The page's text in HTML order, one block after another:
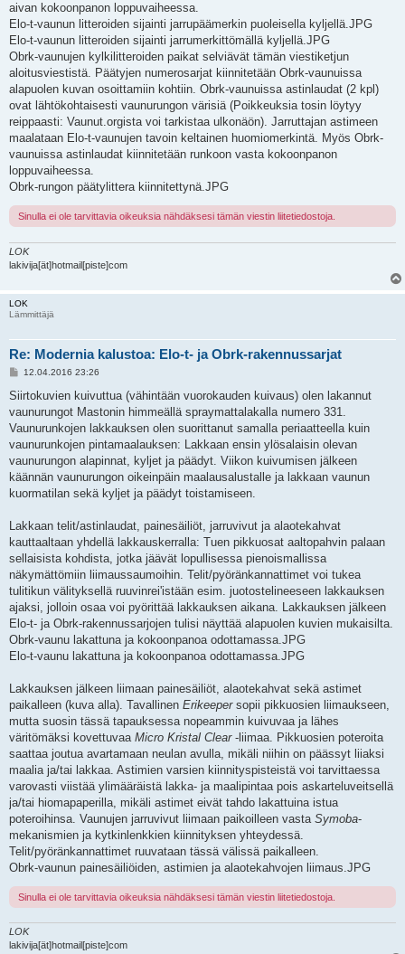
aivan kokoonpanon loppuvaiheessa.
Elo-t-vaunun litteroiden sijainti jarrupäämerkin puoleisella kyljellä.JPG
Elo-t-vaunun litteroiden sijainti jarrumerkittömällä kyljellä.JPG
Obrk-vaunujen kylkilitteroiden paikat selviävät tämän viestiketjun
aloitusviestistä. Päätyjen numerosarjat kiinnitetään Obrk-vaunuissa
alapuolen kuvan osoittamiin kohtiin. Obrk-vaunuissa astinlaudat (2 kpl)
ovat lähtökohtaisesti vaunurungon värisiä (Poikkeuksia tosin löytyy
reippaasti: Vaunut.orgista voi tarkistaa ulkonäön). Jarruttajan astimeen
maalataan Elo-t-vaunujen tavoin keltainen huomiomerkintä. Myös Obrk-
vaunuissa astinlaudat kiinnitetään runkoon vasta kokoonpanon
loppuvaiheessa.
Obrk-rungon päätylittera kiinnitettynä.JPG
Sinulla ei ole tarvittavia oikeuksia nähdäksesi tämän viestin liitetiedostoja.
LOK
lakivija[ät]hotmail[piste]com
LOK
Lämmittäjä
Re: Modernia kalustoa: Elo-t- ja Obrk-rakennussarjat
V
e
t
i
12.04.2016 23:26
Siirtokuvien kuivuttua (vähintään vuorokauden kuivaus) olen lakannut
vaunurungot Mastonin himmeällä spraymattalakalla numero 331.
Vaunurunkojen lakkauksen olen suorittanut samalla periaatteella kuin
vaunurunkojen pintamaalauksen: Lakkaan ensin ylösalaisin olevan
vaunurungon alapinnat, kyljet ja päädyt. Viikon kuivumisen jälkeen
käännän vaunurungon oikeinpäin maalausalustalle ja lakkaan vaunun
kuormatilan sekä kyljet ja päädyt toistamiseen.
Lakkaan telit/astinlaudat, painesäiliöt, jarruvivut ja alaotekahvat
kauttaaltaan yhdellä lakkauskerralla: Tuen pikkuosat aaltopahvin palaan
sellaisista kohdista, jotka jäävät lopullisessa pienoismallissa
näkymättömiin liimaussaumoihin. Telit/pyöränkannattimet voi tukea
tulitikun välityksellä ruuvinrei'istään esim. juotostelineeseen lakkauksen
ajaksi, jolloin osaa voi pyörittää lakkauksen aikana. Lakkauksen jälkeen
Elo-t- ja Obrk-rakennussarjojen tulisi näyttää alapuolen kuvien mukaisilta.
Obrk-vaunu lakattuna ja kokoonpanoa odottamassa.JPG
Elo-t-vaunu lakattuna ja kokoonpanoa odottamassa.JPG
Lakkauksen jälkeen liimaan painesäiliöt, alaotekahvat sekä astimet
paikalleen (kuva alla). Tavallinen Erikeepersopii pikkuosien liimaukseen,
mutta suosin tässä tapauksessa nopeammin kuivuvaa ja lähes
väritömäksi kovettuvaa Micro Kristal Clear-liimaa. Pikkuosien poteroita
saattaa joutua avartamaan neulan avulla, mikäli niihin on päässyt liiaksi
maalia ja/tai lakkaa. Astimien varsien kiinnityspisteistä voi tarvittaessa
varovasti viistää ylimääräistä lakka- ja maalipintaa pois askarteluveitsellä
ja/tai hiomapaperilla, mikäli astimet eivät tahdo lakattuina istua
poteroihinsa. Vaunujen jarruvivut liimaan paikoilleen vasta Symoba-
mekanismien ja kytkinlenkkien kiinnityksen yhteydessä.
Telit/pyöränkannattimet ruuvataan tässä välissä paikalleen.
Obrk-vaunun painesäiliöiden, astimien ja alaotekahvojen liimaus.JPG
Sinulla ei ole tarvittavia oikeuksia nähdäksesi tämän viestin liitetiedostoja.
LOK
lakivija[ät]hotmail[piste]com